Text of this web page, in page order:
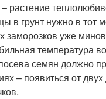
растение
в грунт нужно в тот
заморозков уже
температура
семян должно
– появиться от